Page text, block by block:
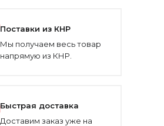
Поставки из КНР
Мы получаем весь товар
напрямую из КНР.
Быстрая доставка
Доставим заказ уже на